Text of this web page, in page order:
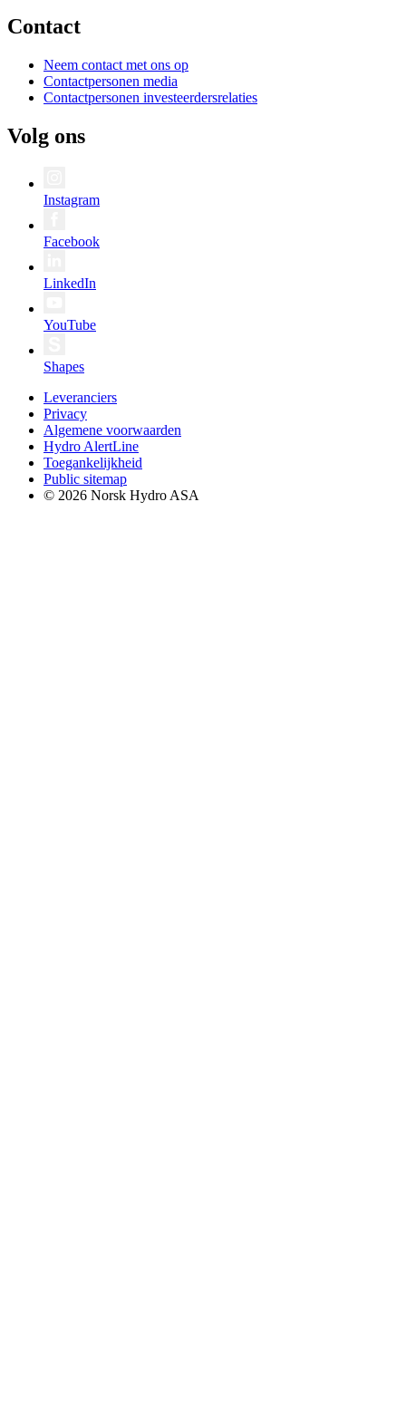
Contact
Neem contact met ons op
Contactpersonen media
Contactpersonen investeerdersrelaties
Volg ons
Instagram
Facebook
LinkedIn
YouTube
Shapes
Leveranciers
Privacy
Algemene voorwaarden
Hydro AlertLine
Toegankelijkheid
Public sitemap
© 2026 Norsk Hydro ASA